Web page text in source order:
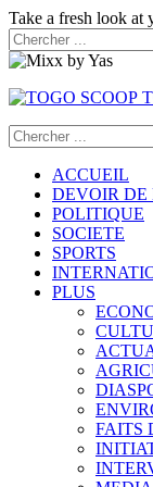
Take a fresh look at
ACCUEIL
DEVOIR DE
POLITIQUE
SOCIETE
SPORTS
PLUS
FAITS